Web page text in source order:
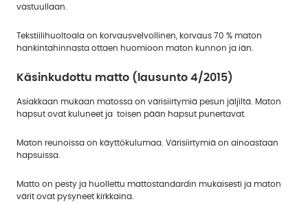
vastuullaan.
Tekstiilihuoltoala on korvausvelvollinen, korvaus 70 % maton
hankintahinnasta ottaen huomioon maton kunnon ja iän.
Käsinkudottu matto (lausunto 4/2015)
Asiakkaan mukaan matossa on värisiirtymiä pesun jäljiltä. Maton
hapsut ovat kuluneet ja toisen pään hapsut punertavat.
Maton reunoissa on käyttökulumaa. Värisiirtymiä on ainoastaan
hapsuissa.
Matto on pesty ja huollettu mattostandardin mukaisesti ja maton
värit ovat pysyneet kirkkaina.